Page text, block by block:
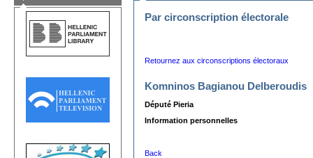
Par circonscription électorale
Retournez aux circonscriptions électoraux
Komninos Bagianou Delberoudis
Député Pieria
Information personnelles
Back